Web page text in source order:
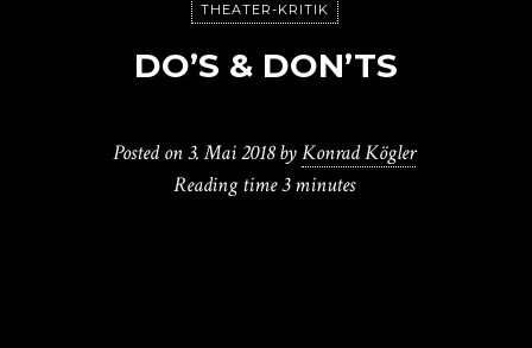
THEATER-KRITIK
DO’S & DON’TS
Posted on3. Mai 2018 byKonrad Kögler
Reading time3 minutes